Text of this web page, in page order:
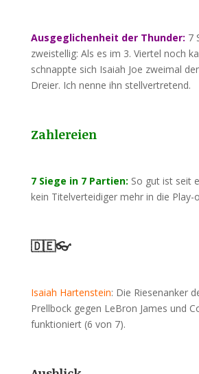
Ausgeglichenheit der Thunder: 7
zweistellig: Als es im 3. Viertel noch
schnappte sich Isaiah Joe zweimal
Dreier. Ich nenne ihn stellvertretend.
Zahlereien
7 Siege in 7 Partien: So gut ist seit
kein Titelverteidiger mehr in die Play-
🇩🇪👓
Isaiah Hartenstein: Die Riesenanker
Prellbock gegen LeBron James und
funktioniert (6 von 7).